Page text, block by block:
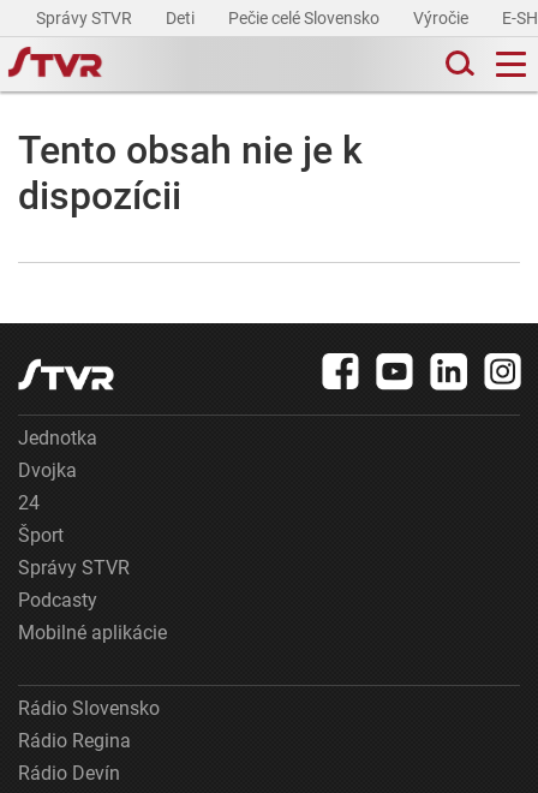
Správy STVR Deti Pečie celé Slovensko Výročie E-
Tento obsah nie je k
dispozícii
Jednotka
Dvojka
24
Šport
Správy STVR
Podcasty
Mobilné aplikácie
Rádio Slovensko
Rádio Regina
Rádio Devín